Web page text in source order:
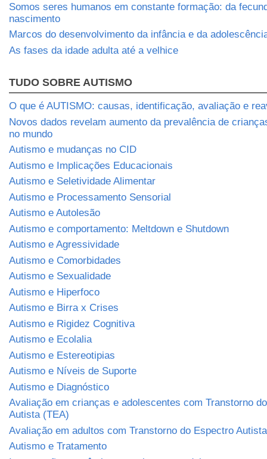
Somos seres humanos em constante formação: da
nascimento
Marcos do desenvolvimento da infância e da
As fases da idade adulta até a velhice
TUDO SOBRE AUTISMO
O que é AUTISMO: causas, identificação, avaliação e
Novos dados revelam aumento da prevalência de
no mundo
Autismo e mudanças no CID
Autismo e Implicações Educacionais
Autismo e Seletividade Alimentar
Autismo e Processamento Sensorial
Autismo e Autolesão
Autismo e comportamento: Meltdown e Shutdown
Autismo e Agressividade
Autismo e Comorbidades
Autismo e Sexualidade
Autismo e Hiperfoco
Autismo e Birra x Crises
Autismo e Rigidez Cognitiva
Autismo e Ecolalia
Autismo e Estereotipias
Autismo e Níveis de Suporte
Autismo e Diagnóstico
Avaliação em crianças e adolescentes com Transtorno
Autista (TEA)
Avaliação em adultos com Transtorno do Espectro
Autismo e Tratamento